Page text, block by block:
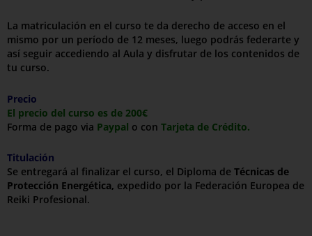
La matriculación en el curso te da derecho de acceso en el
mismo por un período de 12 meses, luego podrás federarte y
así seguir accediendo al Aula y disfrutar de los contenidos de
tu curso.
Precio
El precio del curso es de 200€
Forma de pago via Paypal o con Tarjeta de Crédito.
Titulación
Se entregará al finalizar el curso, el Diploma de Técnicas de
Protección Energética, expedido por la Federación Europea de
Reiki Profesional.